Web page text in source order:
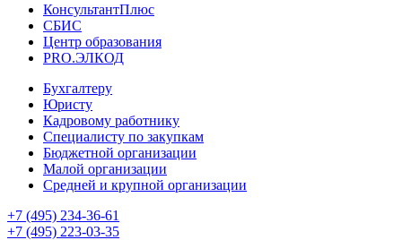
КонсультантПлюс
СБИС
Центр образования
PRO.ЭЛКОД
Бухгалтеру
Юристу
Кадровому работнику
Специалисту по закупкам
Бюджетной организации
Малой организации
Средней и крупной организации
+7 (495) 234-36-61
+7 (495) 223-03-35